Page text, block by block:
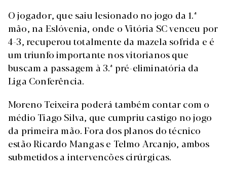
O jogador, que saiu lesionado no jogo da 1.ª
mão, na Eslóvenia, onde o Vitória SC venceu por
4-3, recuperou totalmente da mazela sofrida e é
um triunfo importante nos vitorianos que
buscam a passagem à 3.ª pré-eliminatória da
Liga Conferência.
Moreno Teixeira poderá também contar com o
médio Tiago Silva, que cumpriu castigo no jogo
da primeira mão. Fora dos planos do técnico
estão Ricardo Mangas e Telmo Arcanjo, ambos
submetidos a intervencões cirúrgicas.